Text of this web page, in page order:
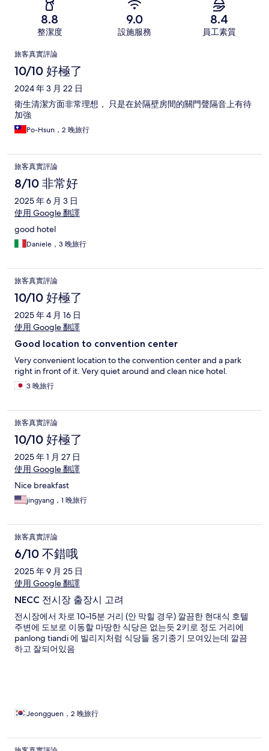
8.8
整潔度
9.0
設施服務
8.4
員工素質
評
論
旅客真實評論
10/10 好極了
2024 年 3 月 22 日
衛生清潔方面非常理想， 只是在於隔壁房間的關門聲隔音上有待
加強
Po-Hsun，2 晚旅行
旅客真實評論
8/10 非常好
2025 年 6 月 3 日
使用 Google 翻譯
good hotel
Daniele，3 晚旅行
旅客真實評論
10/10 好極了
2025 年 4 月 16 日
使用 Google 翻譯
Good location to convention center
Very convenient location to the convention center and a park
right in front of it. Very quiet around and clean nice hotel.
3 晚旅行
旅客真實評論
10/10 好極了
2025 年 1 月 27 日
使用 Google 翻譯
Nice breakfast
jingyang，1 晚旅行
旅客真實評論
6/10 不錯哦
2025 年 9 月 25 日
使用 Google 翻譯
NECC 전시장 출장시 고려
전시장에서 차로 10~15분 거리 (안 막힐 경우) 깔끔한 현대식 호텔
주변에 도보로 이동할 마땅한 식당은 없는듯 2키로 정도 거리에
panlong tiandi 에 빌리지처럼 식당들 옹기종기 모여있는데 깔끔
하고 잘되어있음
Jeongguen，2 晚旅行